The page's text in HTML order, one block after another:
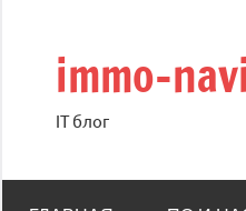
содержимому
immo-
IT блог